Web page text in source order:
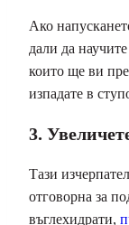
Ако
дали да
които ще ви
изпадате в
3.
Тази
отговорна за
въглехидрати,